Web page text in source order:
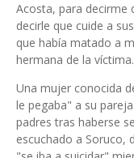
Acosta, para decirme
decirle que cuide a
que había matado a
hermana de la víctima.
Una mujer conocida
le pegaba" a su
padres tras haberse
escuchado a Soruco,